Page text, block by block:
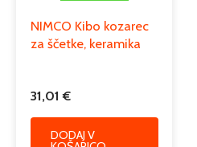
NIMCO Kibo kozarec
za ščetke, keramika
31,01€
DODAJ V